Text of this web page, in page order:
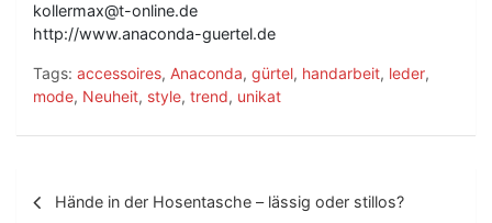
kollermax@t-online.de
http://www.anaconda-guertel.de
Tags: accessoires, Anaconda, gürtel, handarbeit, leder,
mode, Neuheit, style, trend, unikat
Hände in der Hosentasche – lässig oder stillos?